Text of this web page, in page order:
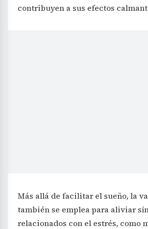
contribuyen a sus efectos
Más allá de facilitar el sueño, la
también se emplea para aliviar
relacionados con el estrés, como